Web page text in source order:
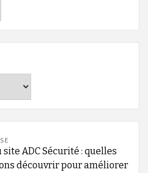
site ADC Sécurité : quelles
découvrir pour améliorer